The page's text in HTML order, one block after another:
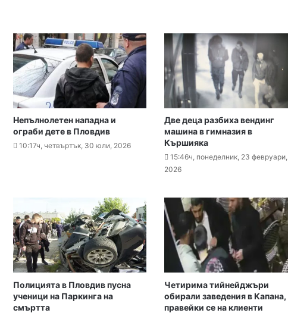
иззети в Пловдивско за месец
2026
в Пловдив (07.08– 13.08)
2026
остават само в евро
2026
Специален гост от Бразилия посети пловдивските пожарникари
2026
„Взели са му 30-те евро, да си хапнат дюнери“. Смразяващи детайли от екзекуцията на Младежкия хълм
Непълнолетен нападна и
ограби дете в Пловдив
10:17ч, четвъртък, 30 юли, 2026
Две деца разбиха вендинг
машина в гимназия в
Кършияка
15:46ч, понеделник, 23 февруари,
2026
Полицията в Пловдив пусна
ученици на Паркинга на
смъртта
Четирима тийнейджъри
обирали заведения в Капана,
правейки се на клиенти